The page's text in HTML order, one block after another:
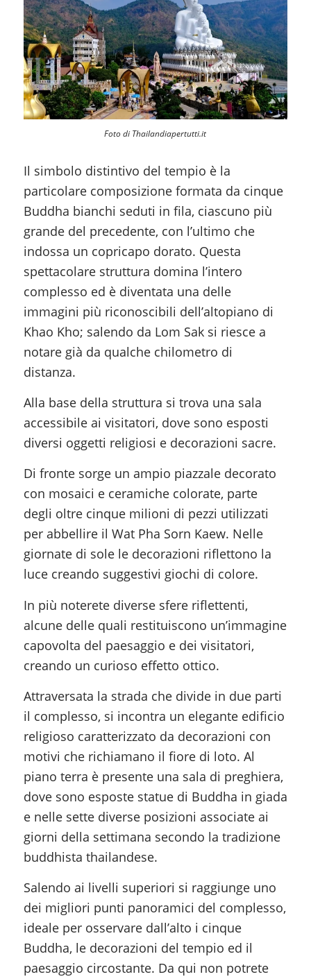
Foto di Thailandiapertutti.it
Il simbolo distintivo del tempio è la
particolare composizione formata da cinque
Buddha bianchi seduti in fila, ciascuno più
grande del precedente, con l’ultimo che
indossa un copricapo dorato. Questa
spettacolare struttura domina l’intero
complesso ed è diventata una delle
immagini più riconoscibili dell’altopiano di
Khao Kho; salendo da Lom Sak si riesce a
notare già da qualche chilometro di
distanza.
Alla base della struttura si trova una sala
accessibile ai visitatori, dove sono esposti
diversi oggetti religiosi e decorazioni sacre.
Di fronte sorge un ampio piazzale decorato
con mosaici e ceramiche colorate, parte
degli oltre cinque milioni di pezzi utilizzati
per abbellire il Wat Pha Sorn Kaew. Nelle
giornate di sole le decorazioni riflettono la
luce creando suggestivi giochi di colore.
In più noterete diverse sfere riflettenti,
alcune delle quali restituiscono un’immagine
capovolta del paesaggio e dei visitatori,
creando un curioso effetto ottico.
Attraversata la strada che divide in due parti
il complesso, si incontra un elegante edificio
religioso caratterizzato da decorazioni con
motivi che richiamano il fiore di loto. Al
piano terra è presente una sala di preghiera,
dove sono esposte statue di Buddha in giada
e nelle sette diverse posizioni associate ai
giorni della settimana secondo la tradizione
buddhista thailandese.
Salendo ai livelli superiori si raggiunge uno
dei migliori punti panoramici del complesso,
ideale per osservare dall’alto i cinque
Buddha, le decorazioni del tempio ed il
paesaggio circostante. Da qui non potrete